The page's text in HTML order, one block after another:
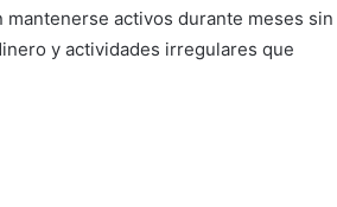
activos durante meses sin
y actividades irregulares que